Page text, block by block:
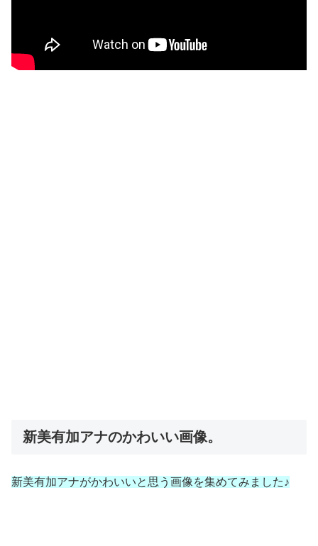
新美有加アナのかわいい画像。
新美有加アナがかわいいと思う画像を集めてみました♪